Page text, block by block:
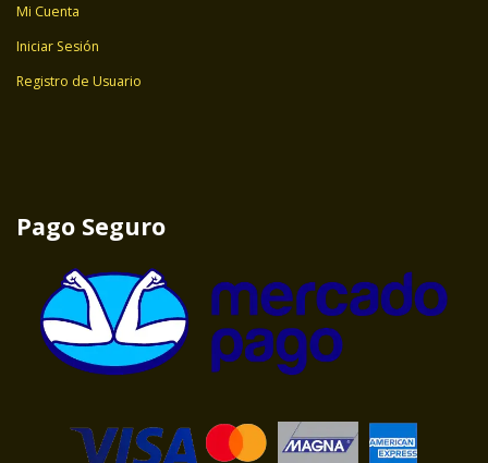
Mi Cuenta
Iniciar Sesión
Registro de Usuario
Pago Seguro